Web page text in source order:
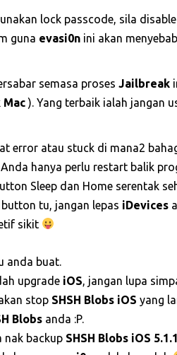
lock passcode, sila
guna evasi0n ini akan
semasa proses Jailbreak
Mac). Yang terbaik ialah jangan
error atau stuck di mana2
hanya perlu restart balik
Sleep dan Home serentak
button tu, jangan lepas iDevices
sikit
anda buat.
upgrade iOS , jangan lupa
stop SHSH Blobs iOS yang
Blobs anda :P.
nak backup SHSH Blobs iOS 5.1.1